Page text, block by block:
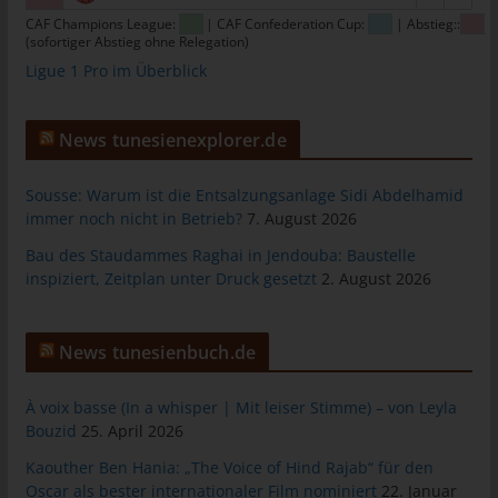
CAF Champions League: | CAF Confederation Cup:
| Abstieg::
(sofortiger Abstieg ohne Relegation)
Ligue 1 Pro im Überblick
News tunesienexplorer.de
Sousse: Warum ist die Entsalzungsanlage Sidi Abdelhamid
immer noch nicht in Betrieb? 7. August 2026
Bau des Staudammes Raghai in Jendouba: Baustelle
inspiziert, Zeitplan unter Druck gesetzt 2. August 2026
News tunesienbuch.de
À voix basse (In a whisper | Mit leiser Stimme) – von Leyla
Bouzid 25. April 2026
Kaouther Ben Hania: „The Voice of Hind Rajab“ für den
Oscar als bester internationaler Film nominiert 22. Januar
Warenkorbes im Online-Shop. Der Online-Shop merkt sich die
Artikel, die ein Kunde in den virtuellen Warenkorb gelegt hat,
über ein Cookie.
unsere Internetseite jederzeit mittels einer entsprechenden
Einstellung des genutzten Internetbrowsers verhindern und
Ferner können bereits gesetzte Cookies jederzeit über einen
Internetbrowser oder andere Softwareprogramme gelöscht
werden. Dies ist in allen gängigen Internetbrowsern möglich.
Deaktiviert die betroffene Person die Setzung von Cookies in
Erfassung von allgemeinen Daten und
Informationen
Die Internetseite erfasst mit jedem Aufruf der Internetseite durch
eine betroffene Person oder ein automatisiertes System eine
Reihe von allgemeinen Daten und Informationen. Diese